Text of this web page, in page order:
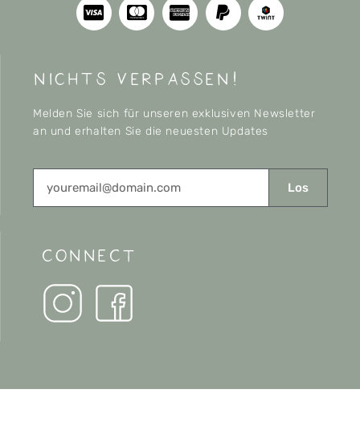
nichts verpassen!
Melden Sie sich für unseren exklusiven Newsletter
an und erhalten Sie die neuesten Updates
Los
CONNECT